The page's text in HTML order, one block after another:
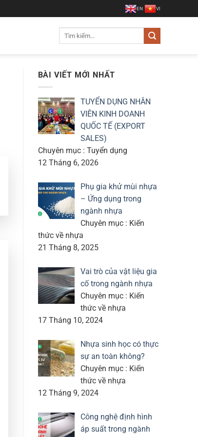
EN VI
BÀI VIẾT MỚI NHẤT
TUYỂN DỤNG NHÂN
VIÊN KINH DOANH
QUỐC TẾ (EXPORT
SALES)
Chuyên mục : Tuyển dụng
12 Tháng 6, 2026
Phụ gia khử mùi nhựa
– Ứng dụng trong
ngành nhựa
Chuyên mục : Kiến
thức về nhựa
21 Tháng 8, 2025
Vai trò của vật liệu gia
cố trong ngành nhựa
Chuyên mục : Kiến
thức về nhựa
17 Tháng 10, 2024
Nhựa sinh học có thực
sự an toàn không?
Chuyên mục : Kiến
thức về nhựa
12 Tháng 9, 2024
Công nghệ định hình
áp suất trong ngành